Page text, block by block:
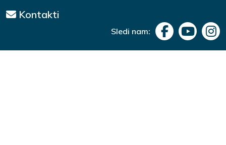
Kontakti
Sledi nam: